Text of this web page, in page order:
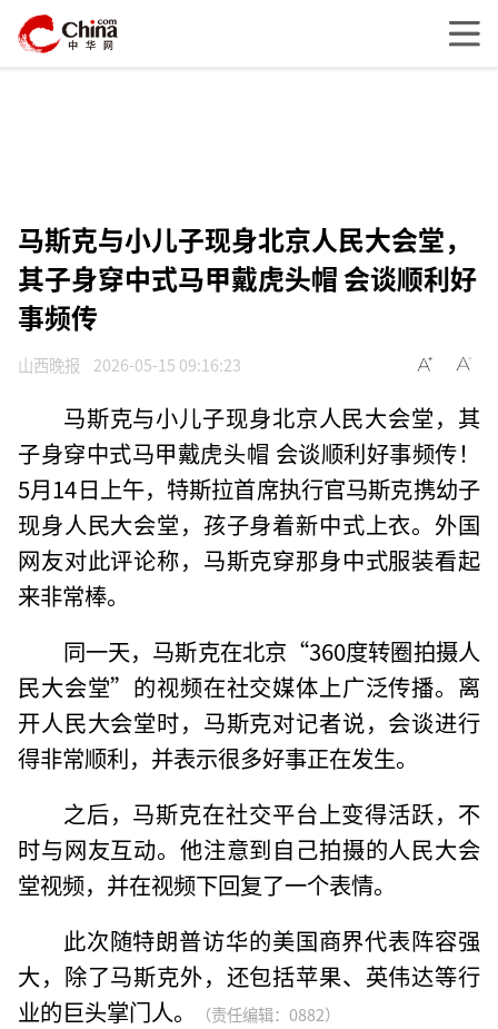
马斯克与小儿子现身北京人民大会堂，
其子身穿中式马甲戴虎头帽 会谈顺利好
事频传
山西晚报 2026-05-15 09:16:23
马斯克与小儿子现身北京人民大会堂，其
子身穿中式马甲戴虎头帽 会谈顺利好事频传！
5月14日上午，特斯拉首席执行官马斯克携幼子
现身人民大会堂，孩子身着新中式上衣。外国
网友对此评论称，马斯克穿那身中式服装看起
来非常棒。
同一天，马斯克在北京“360度转圈拍摄人
民大会堂”的视频在社交媒体上广泛传播。离
开人民大会堂时，马斯克对记者说，会谈进行
得非常顺利，并表示很多好事正在发生。
之后，马斯克在社交平台上变得活跃，不
时与网友互动。他注意到自己拍摄的人民大会
堂视频，并在视频下回复了一个表情。
此次随特朗普访华的美国商界代表阵容强
大，除了马斯克外，还包括苹果、英伟达等行
业的巨头掌门人。
（责任编辑：0882）